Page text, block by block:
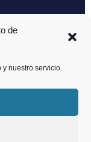
de
y nuestro servicio.
| Registro Oficial